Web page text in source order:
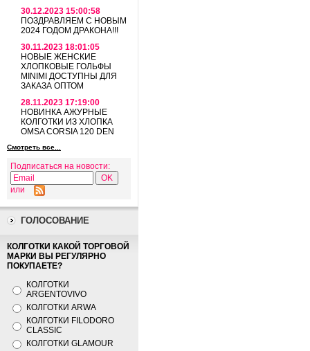
30.12.2023 15:00:58
ПОЗДРАВЛЯЕМ С НОВЫМ
2024 ГОДОМ ДРАКОНА!!!
30.11.2023 18:01:05
НОВЫЕ ЖЕНСКИЕ
ХЛОПКОВЫЕ ГОЛЬФЫ
MINIMI ДОСТУПНЫ ДЛЯ
ЗАКАЗА ОПТОМ
28.11.2023 17:19:00
НОВИНКА АЖУРНЫЕ
КОЛГОТКИ ИЗ ХЛОПКА
OMSA CORSIA 120 DEN
Смотреть все...
Подписаться на новости:
или
ГОЛОСОВАНИЕ
КОЛГОТКИ КАКОЙ ТОРГОВОЙ
МАРКИ ВЫ РЕГУЛЯРНО
ПОКУПАЕТЕ?
КОЛГОТКИ
ARGENTOVIVO
КОЛГОТКИ ARWA
КОЛГОТКИ FILODORO
CLASSIC
КОЛГОТКИ GLAMOUR